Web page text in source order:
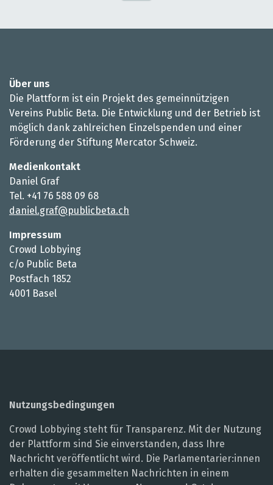
Über uns
Die Plattform ist ein Projekt des gemeinnützigen
Vereins Public Beta. Die Entwicklung und der Betrieb ist
möglich dank zahlreichen Einzelspenden und einer
Förderung der Stiftung Mercator Schweiz.
Medienkontakt
Daniel Graf
Tel. +41 76 588 09 68
daniel.graf@publicbeta.ch
Impressum
Crowd Lobbying
c/o Public Beta
Postfach 1852
4001 Basel
Nutzungsbedingungen
Crowd Lobbying steht für Transparenz. Mit der Nutzung
der Plattform sind Sie einverstanden, dass Ihre
Nachricht veröffentlicht wird. Die Parlamentarier:innen
erhalten die gesammelten Nachrichten in einem